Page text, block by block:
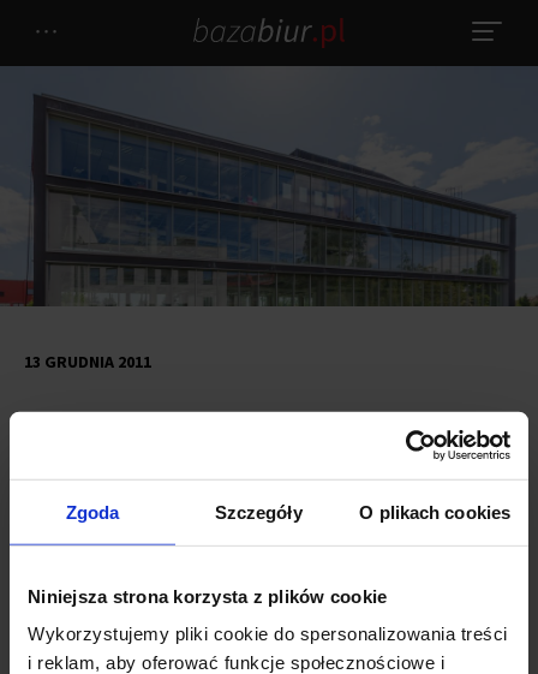
Zgoda Szczegóły O plikach cookies
Niniejsza strona korzysta z plików cookie
Wykorzystujemy pliki cookie do spersonalizowania treści
i reklam, aby oferować funkcje społecznościowe i
Onyx Point wynajęty w 60
13 GRUDNIA 2011
ulicy Tanecznej. Biurowiec oferujący ponad 3 100 mkw powierzchni
skomercjalizowany.